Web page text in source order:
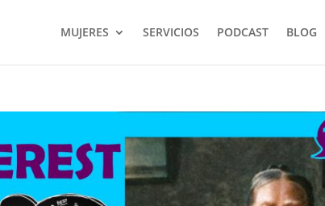
MUJERES SERVICIOS PODCAST BLOG